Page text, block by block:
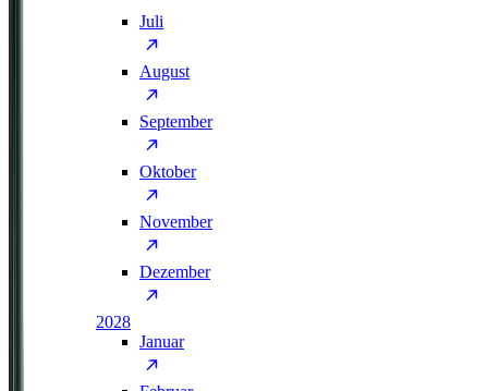
Juli
August
September
Oktober
November
Dezember
2028
Januar